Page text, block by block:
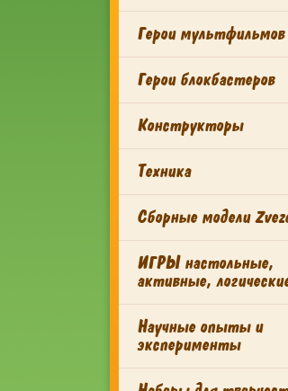
Герои мультфильмов
Герои блокбастеров
Конструкторы
Техника
Сборные модели
ИГРЫ настольные,
активные,
Научные опыты и
эксперименты